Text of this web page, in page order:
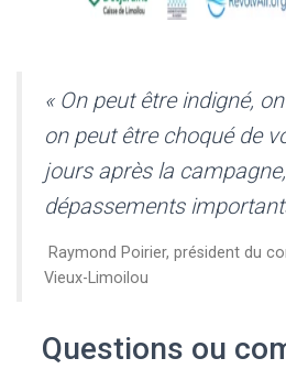
« On peut être indigné,
on peut être choqué de
jours après la
dépassements
Raymond Poirier, président du
Vieux-Limoilou
Questions ou